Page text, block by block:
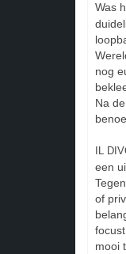
Was
nog
Na
IL
een
of
mooi